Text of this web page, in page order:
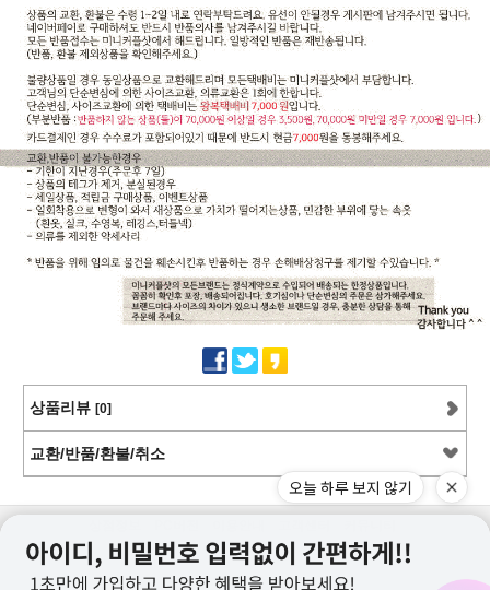
상품리뷰 [0]
교환/반품/환불/취소
상호명 : 미니커플샷
대표 : 이근창
오늘 하루 보지 않기